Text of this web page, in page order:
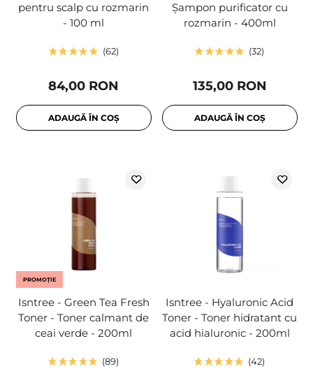
pentru scalp cu rozmarin
- 100 ml
62
84,00 RON
ADAUGĂ ÎN COȘ
Șampon purificator cu
rozmarin - 400ml
32
135,00 RON
ADAUGĂ ÎN COȘ
PROMOȚIE
Isntree - Green Tea Fresh
Toner - Toner calmant de
ceai verde - 200ml
89
Isntree - Hyaluronic Acid
Toner - Toner hidratant cu
acid hialuronic - 200ml
42